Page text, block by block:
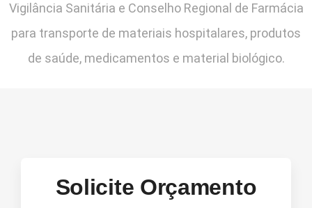
Vigilância Sanitária e Conselho Regional de Farmácia
para transporte de materiais hospitalares, produtos
de saúde, medicamentos e material biológico.
Solicite Orçamento